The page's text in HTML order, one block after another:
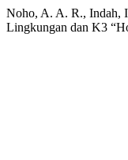
Noho, A. A. R., Indah,
Lingkungan dan K3